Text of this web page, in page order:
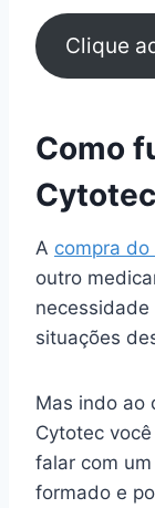
Clique
Como
A compra
outro
situações
Mas indo ao
Cytotec
falar com
formado e